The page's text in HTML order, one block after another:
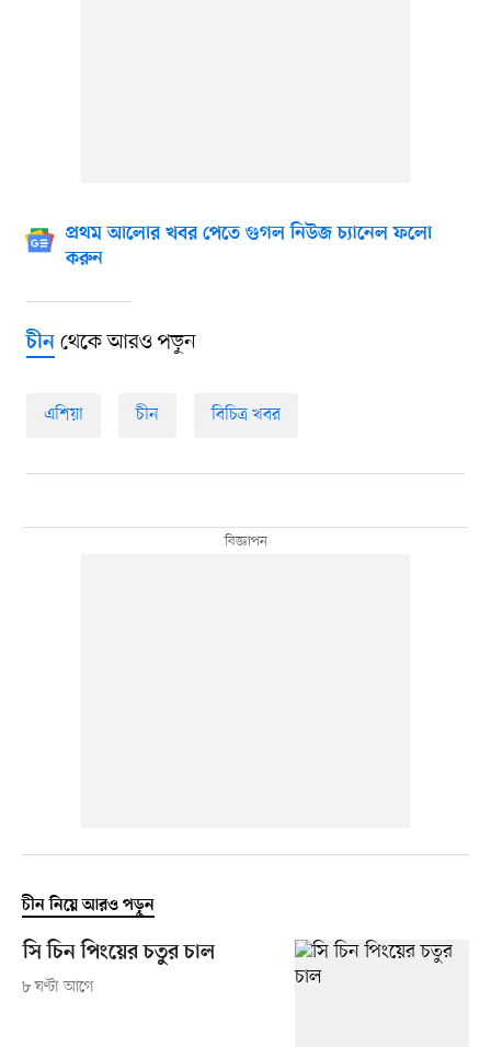
প্রথম আলোর খবর পেতে গুগল নিউজ চ্যানেল ফলো
করুন
চীনথেকে আরও পড়ুন
এশিয়া চীন বিচিত্র খবর
চীন নিয়ে আরও পড়ুন
সি চিন পিংয়ের চতুর চাল
৮ ঘণ্টা আগে